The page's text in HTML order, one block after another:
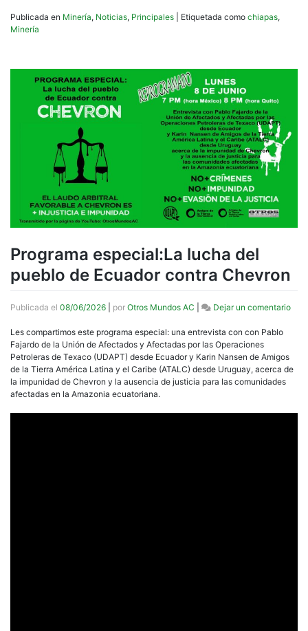
Publicada en Minería, Noticias, Principales Etiquetada como chiapas,
Minería
Programa especial:La lucha del
pueblo de Ecuador contra Chevron
Publicada el 08/06/2026 por Otros Mundos AC Dejar un comentarioen
Les compartimos este programa especial: una entrevista con con Pablo
Fajardo de la Unión de Afectados y Afectadas por las Operaciones
Petroleras de Texaco (UDAPT) desde Ecuador y Karin Nansen de Amigos
de la Tierra América Latina y el Caribe (ATALC) desde Uruguay, acerca de
la impunidad de Chevron y la ausencia de justicia para las comunidades
afectadas en la Amazonia ecuatoriana.